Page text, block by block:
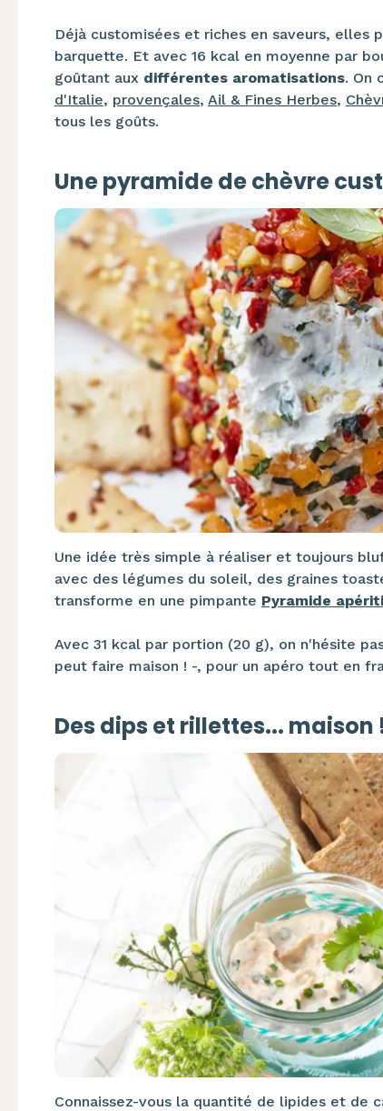
Déjà customisées et riches en saveurs,
barquette. Et avec 16 kcal en moyenne par
goûtant aux différentes aromatisations. On
d'Italie, provençales, Ail & Fines Herbes,
tous les goûts.
Une pyramide de chèvre
Une idée très simple à réaliser et toujours
avec des légumes du soleil, des graines
transforme en une pimpante Pyramide
Avec 31 kcal par portion (20 g), on n'hésite
peut faire maison ! -, pour un apéro tout en
Des dips et rillettes... maison
Connaissez-vous la quantité de lipides et de